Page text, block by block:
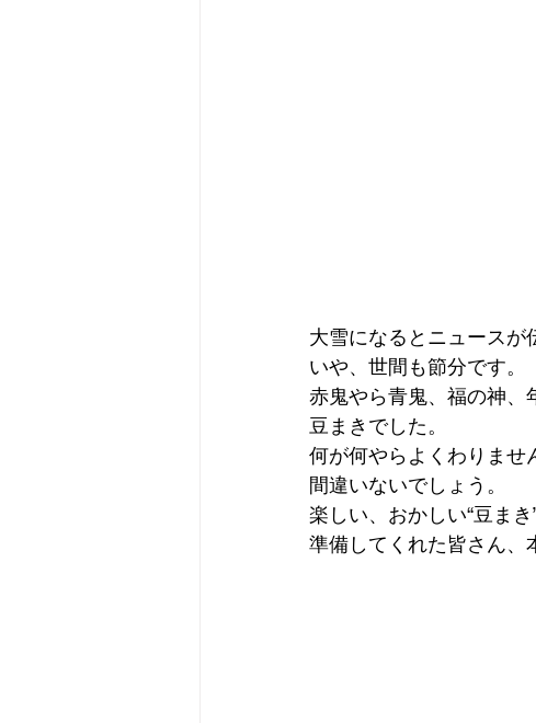
大雪になるとニュースが
いや、世間も節分です。
赤鬼やら青鬼、福の神、
豆まきでした。
何が何やらよくわりませ
間違いないでしょう。
楽しい、おかしい“豆まき
準備してくれた皆さん、